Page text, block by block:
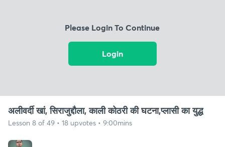
Please Login To Continue
Login
अलीवर्दी खां, सिराजुद्दौला, काली कोठरी की घटना,प्लासी का युद्ध
Lesson 8 of 49 • 18 upvotes • 9:00mins